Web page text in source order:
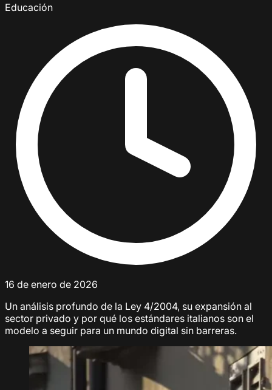
Educación
16 de enero de 2026
Un análisis profundo de la Ley 4/2004, su expansión al
sector privado y por qué los estándares italianos son el
modelo a seguir para un mundo digital sin barreras.